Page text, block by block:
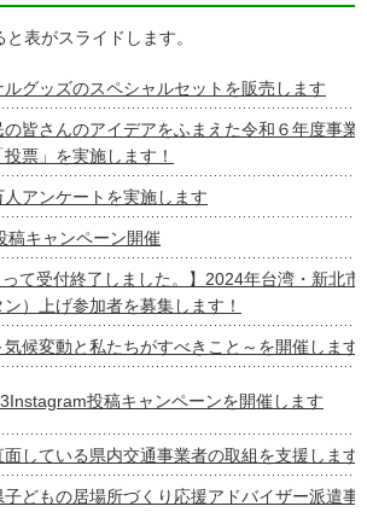
表がスライドします。
グッズのスペシャルセットを販売します
皆さんのアイデアをふまえた令和６年度事業
票」を実施します！
アンケートを実施します
稿キャンペーン開催
って受付終了しました。】2024年台湾・新北
）上げ参加者を募集します！
候変動と私たちがすべきこと～を開催します
投稿キャンペーンを開催します
している県内交通事業者の取組を支援します
どもの居場所づくり応援アドバイザー派遣事